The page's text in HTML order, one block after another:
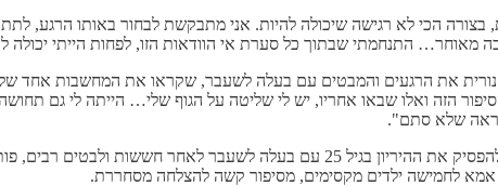
בצורה הכי לא רגישה שיכולה להיות. אני מתבקשת לבחור באותו הרגע,
מאוחר… התנחמתי שבתוך כל סערת אי הוודאות הזו, לפחות הייתי יכולה
את הרגעים והמבטים עם בעלה לשעבר, שקראו את המחשבות אחד של
הזה ואלו שבאו אחריו, יש לי שליטה על הגוף שלי… הייתה לי גם
שלא סתם".
ההחלטה האמיצה של נורית בורגר ינאי, להפסיק את ההיריון בגיל 25 עם
אמא לחמישה ילדים מקסימים, מסיפור קשה להצלחה מסחררת.